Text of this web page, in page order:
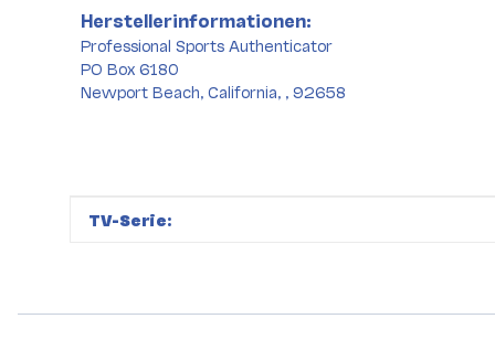
Herstellerinformationen:
Professional Sports Authenticator
PO Box 6180
Newport Beach, California, , 92658
Produkteigenschaft
Wert
TV-Serie: